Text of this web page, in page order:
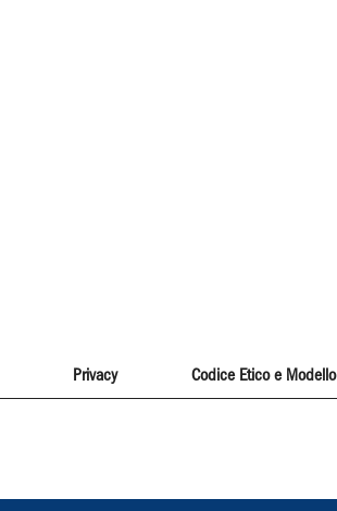
Privacy Codice Etico e